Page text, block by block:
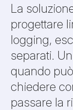
La
progettare
logging,
separati.
quando
chiedere
passare la